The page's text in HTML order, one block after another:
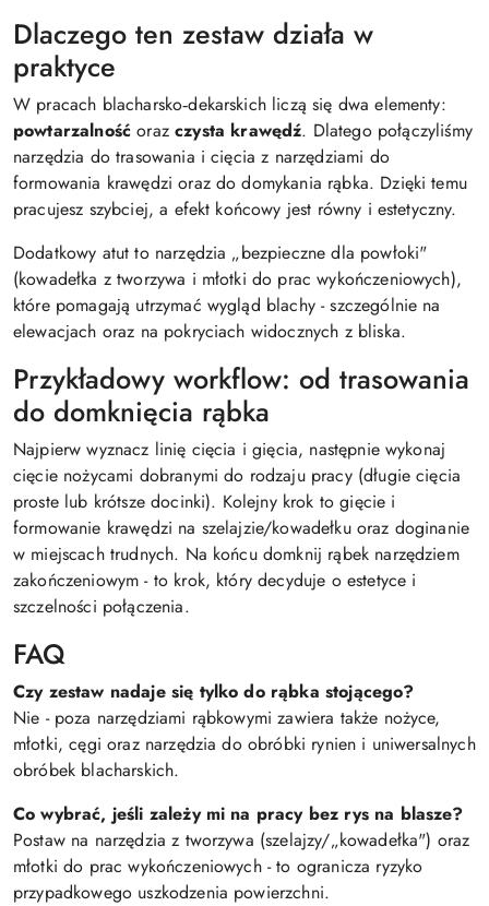
Dlaczego ten zestaw działa w
praktyce
W pracach blacharsko‑dekarskich liczą się dwa elementy:
powtarzalność orazczysta krawędź. Dlatego połączyliśmy
narzędzia do trasowania i cięcia z narzędziami do
formowania krawędzi oraz do domykania rąbka. Dzięki temu
pracujesz szybciej, a efekt końcowy jest równy i estetyczny.
Dodatkowy atut to narzędzia „bezpieczne dla powłoki"
(kowadełka z tworzywa i młotki do prac wykończeniowych),
które pomagają utrzymać wygląd blachy - szczególnie na
elewacjach oraz na pokryciach widocznych z bliska.
Przykładowy workflow: od trasowania
do domknięcia rąbka
Najpierw wyznacz linię cięcia i gięcia, następnie wykonaj
cięcie nożycami dobranymi do rodzaju pracy (długie cięcia
proste lub krótsze docinki). Kolejny krok to gięcie i
formowanie krawędzi na szelajzie/kowadełku oraz doginanie
w miejscach trudnych. Na końcu domknij rąbek narzędziem
zakończeniowym - to krok, który decyduje o estetyce i
szczelności połączenia.
FAQ
Czy zestaw nadaje się tylko do rąbka stojącego?
Nie - poza narzędziami rąbkowymi zawiera także nożyce,
młotki, cęgi oraz narzędzia do obróbki rynien i uniwersalnych
obróbek blacharskich.
Co wybrać, jeśli zależy mi na pracy bez rys na blasze?
Postaw na narzędzia z tworzywa (szelajzy/„kowadełka") oraz
młotki do prac wykończeniowych - to ogranicza ryzyko
przypadkowego uszkodzenia powierzchni.